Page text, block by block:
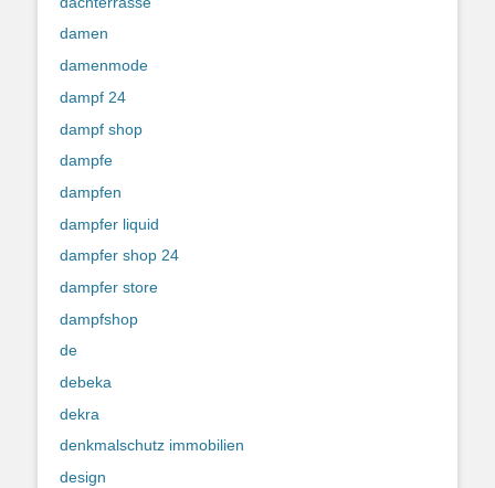
damen
damenmode
dampf 24
dampf shop
dampfe
dampfen
dampfer liquid
dampfer shop 24
dampfer store
dampfshop
de
debeka
dekra
denkmalschutz immobilien
design